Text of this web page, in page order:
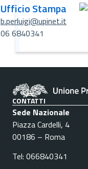
Ufficio Stampa
b.perluigi@upinet.it
06 6840341
CONTATTI
Sede Nazionale
Piazza Cardelli, 4
00186 – Roma
Tel: 066840341